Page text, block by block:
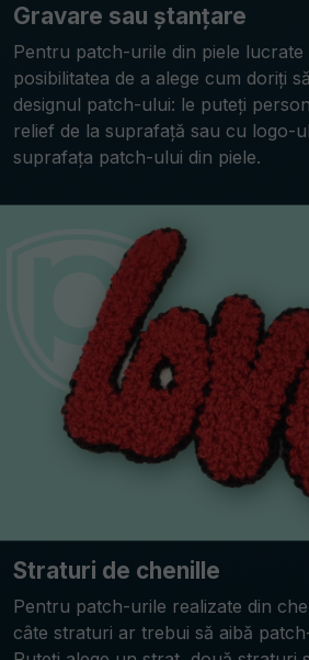
Gravare sau ștanțare
Pentru patch-urile din piele
posibilitatea de a alege cum doriți
designul patch-ului: le puteți
relief de la suprafață sau cu logo-
suprafața patch-ului din piele.
Straturi de chenille
Pentru patch-urile realizate din
câte straturi ar trebui să aibă